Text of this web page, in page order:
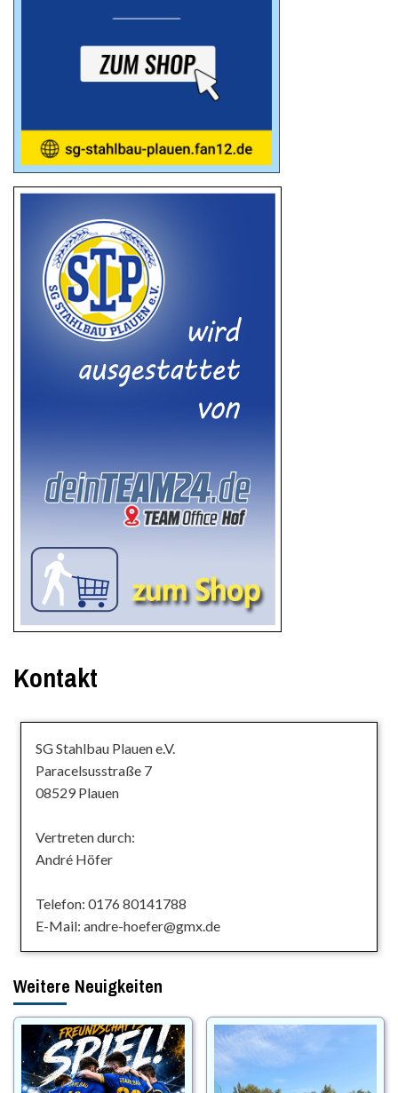
Kontakt
SG Stahlbau Plauen e.V.
Paracelsusstraße 7
08529 Plauen
Vertreten durch:
André Höfer
Telefon: 0176 80141788
E-Mail: andre-hoefer@gmx.de
Weitere Neuigkeiten